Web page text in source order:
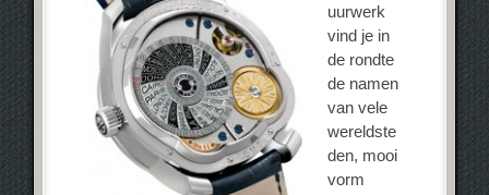
uurwerk
vind je in
de rondte
de namen
van vele
wereldste
den, mooi
vorm